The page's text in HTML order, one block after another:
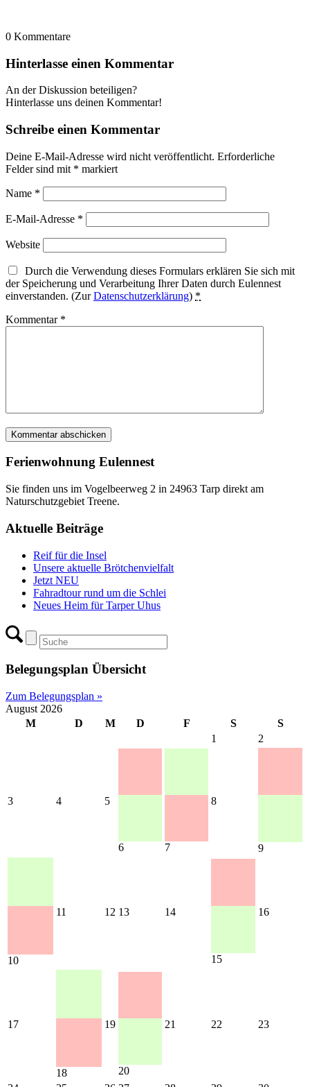
0 Kommentare
Hinterlasse einen Kommentar
An der Diskussion beteiligen?
Hinterlasse uns deinen Kommentar!
Schreibe einen Kommentar
Deine E-Mail-Adresse wird nicht veröffentlicht. Erforderliche
Felder sind mit * markiert
Name *
E-Mail-Adresse *
Website
Durch die Verwendung dieses Formulars erklären Sie sich mit
der Speicherung und Verarbeitung Ihrer Daten durch Eulennest
einverstanden. (ZurDatenschutzerklärung) *
Kommentar *
Ferienwohnung Eulennest
Sie finden uns im Vogelbeerweg 2 in 24963 Tarp direkt am
Naturschutzgebiet Treene.
Aktuelle Beiträge
Reif für die Insel
Unsere aktuelle Brötchenvielfalt
Jetzt NEU
Fahradtour rund um die Schlei
Neues Heim für Tarper Uhus
Belegungsplan Übersicht
Zum Belegungsplan »
August 2026
M
D M D F S
S
1
2
3 4 5
6 7
8
9
10
11 12 13 14
15
16
17
18
19
20
21 22 23